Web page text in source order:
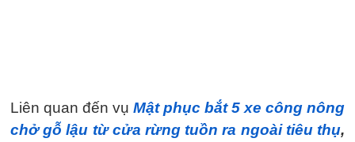
Liên quan đến vụ Mật phục bắt 5 xe công nông
chở gỗ lậu từ cửa rừng tuồn ra ngoài tiêu thụ,